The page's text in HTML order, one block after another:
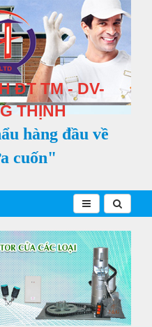
ĐT TM - DV-
THỊNH
hàng đầu về
cuốn"